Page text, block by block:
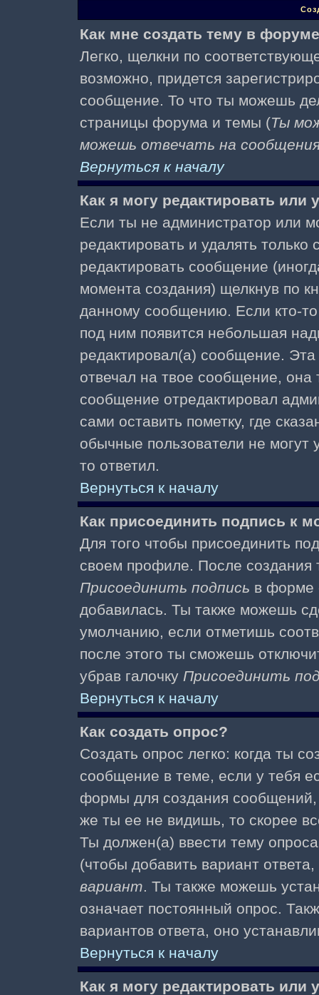
Как мне создать тему в
Легко, щелкни по
возможно, придется
сообщение. То что ты можешь
страницы форума и темы (Ты
можешь отвечать на
Вернуться к началу
Как я могу редактировать или
Если ты не администратор или
редактировать и удалять
редактировать сообщение
момента создания) щелкнув по
данному сообщению. Если кто-
под ним появится небольшая
редактировал(а) сообщение. Эта
отвечал на твое сообщение, она
сообщение отредактировал
сами оставить пометку, где
обычные пользователи не могут
то ответил.
Вернуться к началу
Как присоединить подпись к
Для того чтобы присоединить
своем профиле. После создания
Присоединить подпись в форме
добавилась. Ты также можешь
умолчанию, если отметишь
после этого ты сможешь
убрав галочку Присоединить
Вернуться к началу
Как создать опрос?
Создать опрос легко: когда ты
сообщение в теме, если у тебя
формы для создания
же ты ее не видишь, то скорее
Ты должен(а) ввести тему
(чтобы добавить вариант
вариант. Ты также можешь
означает постоянный опрос.
вариантов ответа, оно
Вернуться к началу
Как я могу редактировать или